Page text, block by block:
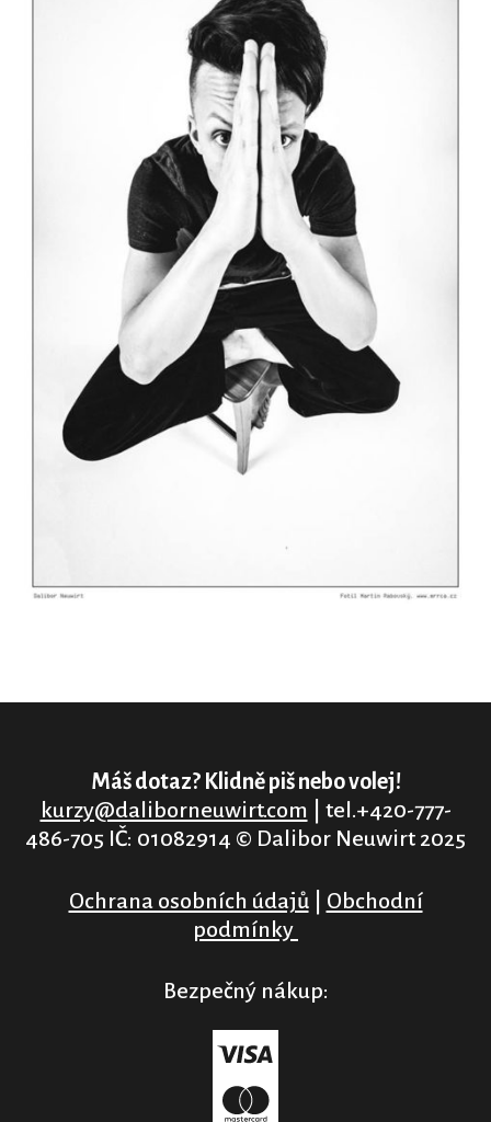
Máš dotaz? Klidně piš nebo volej!
kurzy@daliborneuwirt.com | tel.+420-777-
486-705 IČ: 01082914 © Dalibor Neuwirt 2025
Ochrana osobních údajů| Obchodní
podmínky
Bezpečný nákup: